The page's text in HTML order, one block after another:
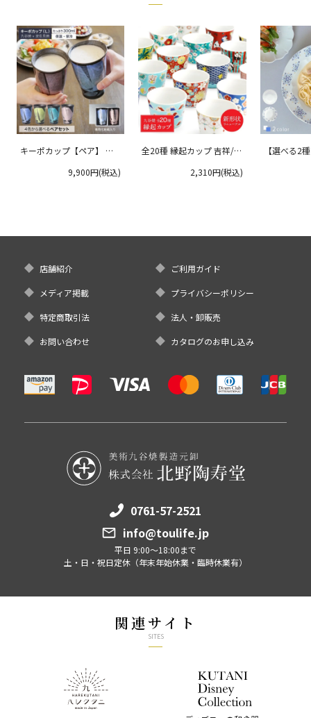
キーポカップ【ペア】 ラ
9,900円(税込)
全20種 縁起カップ 吉祥/青
2,310円(税込)
【選べる2
店舗紹介 ご利用ガイド
メディア掲載 プライバシーポリシー
特定商取引法 法人・卸販売
お問い合わせ カタログのお申し込み
0761-57-2521
info@toulife.jp
平日 9:00～18:00まで
土・日・祝日定休（年末年始休業・臨時休業有）
関連サイト
SITES